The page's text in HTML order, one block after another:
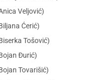
Veljović)
Ćerić)
Tošović)
Đurić)
Tovarišić)